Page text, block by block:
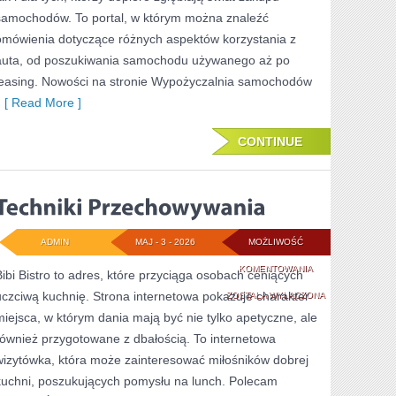
To portal, w którym można znaleźć
dotyczące różnych aspektów korzystania z
od poszukiwania samochodu używanego aż po
Nowości na stronie Wypożyczalnia samochodów
Read More ]
CONTINUE
MOŻLIWOŚĆ
KOMENTOWANIATECHNIKI
ZOSTAŁA WYŁĄCZONA
MAJ - 3 - 2026
ADMIN
Bistro to adres, które przyciąga osobach ceniących
kuchnię. Strona internetowa pokazuje charakter
w którym dania mają być nie tylko apetyczne, ale
przygotowane z dbałością. To internetowa
która może zainteresować miłośników dobrej
poszukujących pomysłu na lunch. Polecam